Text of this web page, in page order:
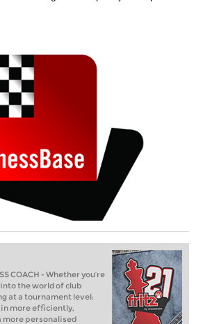
COACH - Whether you’re
the world of club
at a tournament level:
more efficiently,
personalised